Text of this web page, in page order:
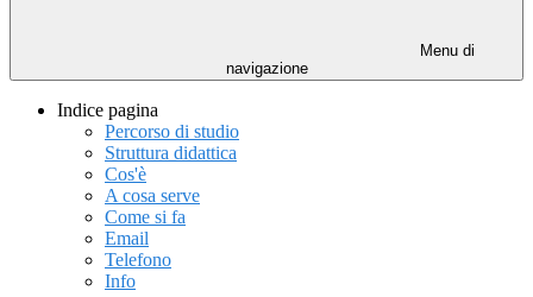
Menu di
navigazione
Indice pagina
Percorso di studio
Struttura didattica
Cos'è
A cosa serve
Come si fa
Email
Telefono
Info